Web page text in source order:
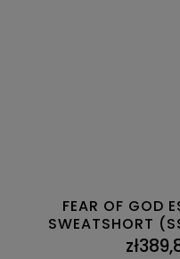
FEAR OF GOD
SWEATSHORT